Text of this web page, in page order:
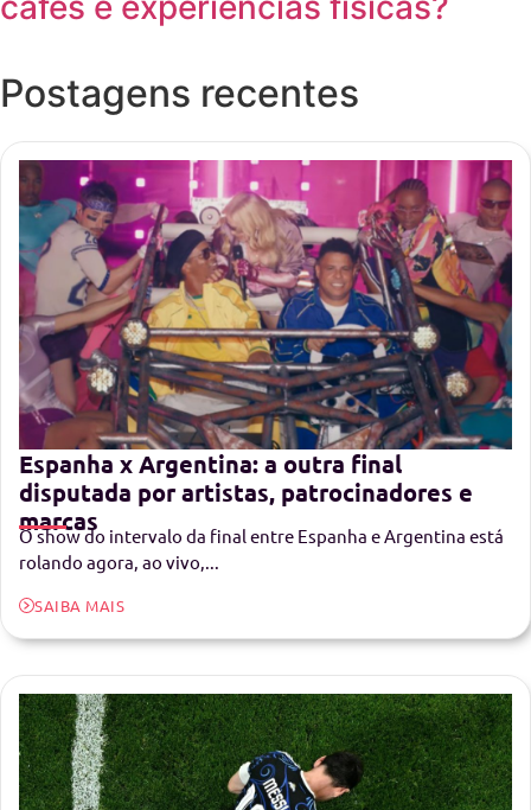
Postagens recentes
Espanha x Argentina: a outra final
disputada por artistas, patrocinadores e
marcas
O show do intervalo da final entre Espanha e Argentina está
rolando agora, ao vivo,...
SAIBA MAIS